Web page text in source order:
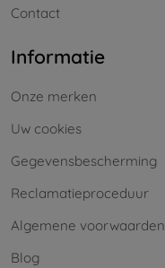
Contact
Informatie
Onze merken
Uw cookies
Gegevensbescherming
Reclamatieproceduur
Algemene voorwaarden
Blog